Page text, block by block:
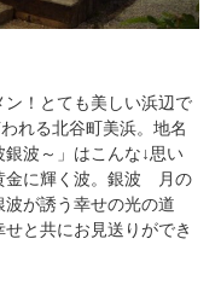
！とても美しい浜辺で
れる北谷町美浜。地名
波～」はこんな↓思い
に輝く波。銀波 月の
が誘う幸せの光の道
と共にお見送りができ